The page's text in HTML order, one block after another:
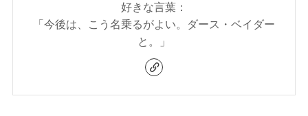
好きな言葉：
「今後は、こう名乗るがよい。ダース・ベイダー
と。」